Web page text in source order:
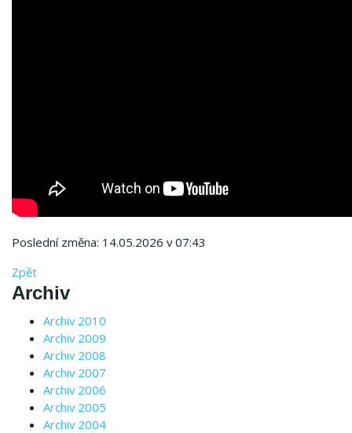
Poslední změna: 14.05.2026 v 07:43
Zpět
Archiv
Archiv 2010
Archiv 2009
Archiv 2008
Archiv 2007
Archiv 2006
Archiv 2005
Archiv 2004